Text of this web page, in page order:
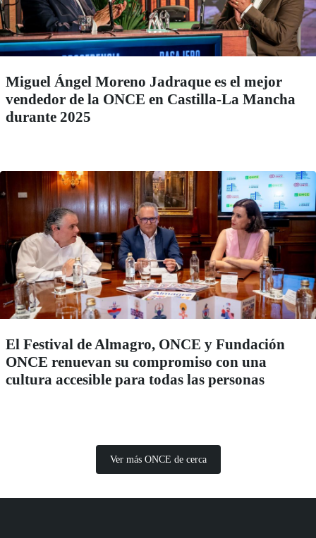
Miguel Ángel Moreno Jadraque es el mejor
vendedor de la ONCE en Castilla-La Mancha
durante 2025
El Festival de Almagro, ONCE y Fundación
ONCE renuevan su compromiso con una
cultura accesible para todas las personas
Ver más ONCE de cerca